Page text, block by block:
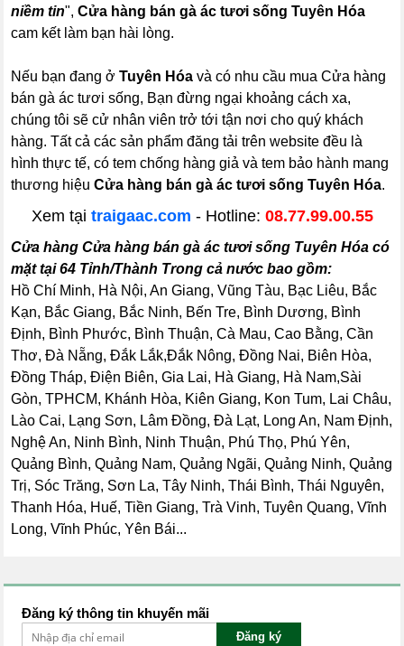
niềm tin",Cửa hàng bán gà ác tươi sống Tuyên Hóa
cam kết làm bạn hài lòng.
Nếu bạn đang ởTuyên Hóa và có nhu cầu mua Cửa hàng
bán gà ác tươi sống, Bạn đừng ngại khoảng cách xa,
chúng tôi sẽ cử nhân viên trở tới tận nơi cho quý khách
hàng. Tất cả các sản phẩm đăng tải trên website đều là
hình thực tế, có tem chống hàng giả và tem bảo hành mang
thương hiệuCửa hàng bán gà ác tươi sống Tuyên Hóa.
Xem tại traigaac.com - Hotline: 08.77.99.00.55
Cửa hàng Cửa hàng bán gà ác tươi sống Tuyên Hóa có
mặt tại 64 Tỉnh/Thành Trong cả nước bao gồm:
Hồ Chí Minh, Hà Nội, An Giang, Vũng Tàu, Bạc Liêu, Bắc
Kạn, Bắc Giang, Bắc Ninh, Bến Tre, Bình Dương, Bình
Định, Bình Phước, Bình Thuận, Cà Mau, Cao Bằng, Cần
Thơ, Đà Nẵng, Đắk Lắk,Đắk Nông, Đồng Nai, Biên Hòa,
Đồng Tháp, Điện Biên, Gia Lai, Hà Giang, Hà Nam,Sài
Gòn, TPHCM, Khánh Hòa, Kiên Giang, Kon Tum, Lai Châu,
Lào Cai, Lạng Sơn, Lâm Đồng, Đà Lạt, Long An, Nam Định,
Nghệ An, Ninh Bình, Ninh Thuận, Phú Thọ, Phú Yên,
Quảng Bình, Quảng Nam, Quảng Ngãi, Quảng Ninh, Quảng
Trị, Sóc Trăng, Sơn La, Tây Ninh, Thái Bình, Thái Nguyên,
Thanh Hóa, Huế, Tiền Giang, Trà Vinh, Tuyên Quang, Vĩnh
Long, Vĩnh Phúc, Yên Bái...
Đăng ký thông tin khuyến mãi
Đăng ký